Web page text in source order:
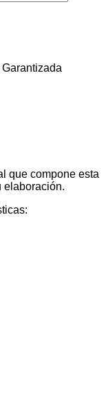
que compone esta
elaboración.